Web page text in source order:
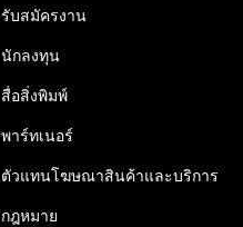
รับสมัครงาน
นักลงทุน
สื่อสิ่งพิมพ์
พาร์ทเนอร์
ตัวแทนโฆษณาสินค้าและบริการ
กฎหมาย